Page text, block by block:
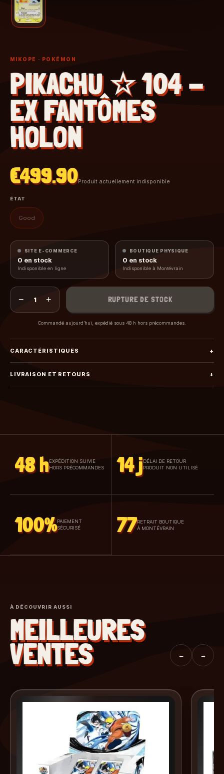
MIKOPE · POKÉMON
PIKACHU ☆ 104 -
EX FANTÔMES
HOLON
€499.90Produit actuellement indisponible
ÉTAT
Good
SITE E-COMMERCE
0 en stock
Indisponible en ligne
BOUTIQUE PHYSIQUE
0 en stock
Indisponible à Montévrain
− 1 + RUPTURE DE STOCK
Commandé aujourd’hui, expédié sous 48 h hors précommandes.
CARACTÉRISTIQUES +
LIVRAISON ET RETOURS +
48 h EXPÉDITION SUIVIE
HORS PRÉCOMMANDES
14 jDÉLAI DE RETOUR
PRODUIT NON UTILISÉ
100% PAIEMENT
SÉCURISÉ
77RETRAIT BOUTIQUE
À MONTÉVRAIN
À DÉCOUVRIR AUSSI
MEILLEURES
VENTES ← →